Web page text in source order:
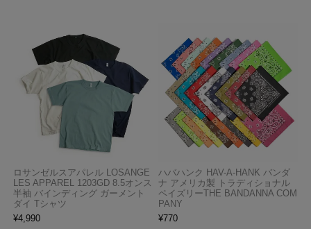
ロサンゼルスアパレル LOSANGE
LES APPAREL 1203GD 8.5オンス
半袖 バインディング ガーメント
ダイ Tシャツ
¥4,990
ハバハンク HAV-A-HANK バンダ
ナ アメリカ製 トラディショナル
ペイズリーTHE BANDANNA COM
PANY
¥770